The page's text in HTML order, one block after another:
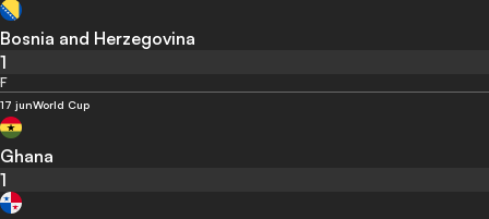
Bosnia and Herzegovina
1
F
17 junWorld Cup
Ghana
1